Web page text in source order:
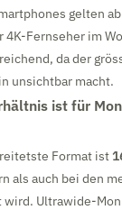
gelten
4K-Fernseher im
da der
unsichtbar macht.
ist für
Format ist
als auch bei den
wird. Ultrawide-